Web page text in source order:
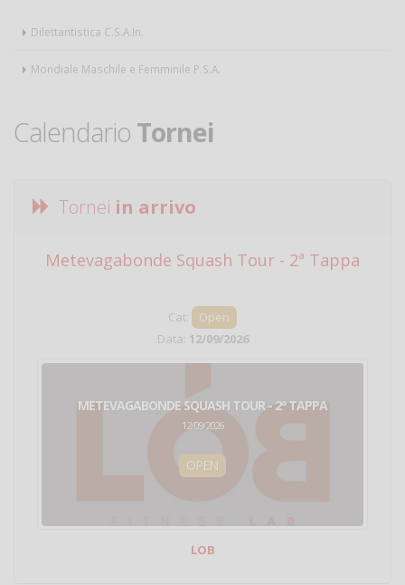
Dilettantistica C.S.A.In.
Mondiale Maschile e Femminile P.S.A.
Calendario Tornei
Tornei in arrivo
Metevagabonde Squash Tour - 2ª Tappa
Cat:
Open
Data: 12/09/2026
METEVAGABONDE SQUASH TOUR - 2ª TAPPA
12/09/2026
OPEN
LOB